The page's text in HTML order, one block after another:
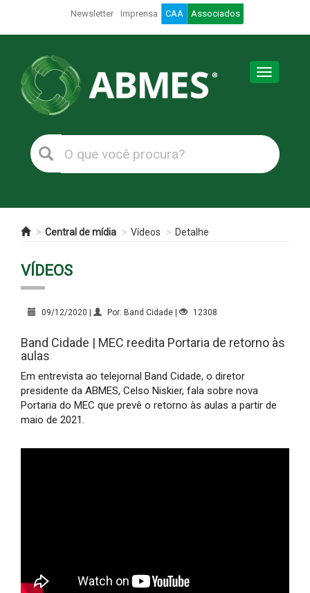
Newsletter Imprensa CAA Associados
Toggle
Central de mídia Vídeos Detalhe
VÍDEOS
09/12/2020 | Por: Band Cidade | 12308
Band Cidade | MEC reedita Portaria de retorno às
aulas
Em entrevista ao telejornal Band Cidade, o diretor
presidente da ABMES, Celso Niskier, fala sobre nova
Portaria do MEC que prevê o retorno às aulas a partir de
maio de 2021.